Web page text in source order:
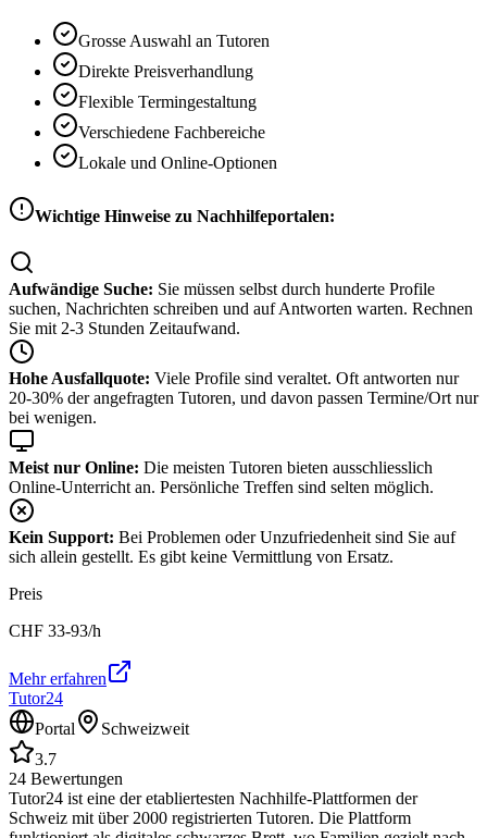
Grosse Auswahl an Tutoren
Direkte Preisverhandlung
Flexible Termingestaltung
Verschiedene Fachbereiche
Lokale und Online-Optionen
Wichtige Hinweise zu Nachhilfeportalen:
Aufwändige Suche: Sie müssen selbst durch hunderte Profile
suchen, Nachrichten schreiben und auf Antworten warten. Rechnen
Sie mit 2-3 Stunden Zeitaufwand.
Hohe Ausfallquote: Viele Profile sind veraltet. Oft antworten nur
20-30% der angefragten Tutoren, und davon passen Termine/Ort nur
bei wenigen.
Meist nur Online: Die meisten Tutoren bieten ausschliesslich
Online-Unterricht an. Persönliche Treffen sind selten möglich.
Kein Support: Bei Problemen oder Unzufriedenheit sind Sie auf
sich allein gestellt. Es gibt keine Vermittlung von Ersatz.
Preis
CHF 33-93/h
Mehr erfahren
Tutor24
Portal
Schweizweit
3.7
24 Bewertungen
Tutor24 ist eine der etabliertesten Nachhilfe-Plattformen der
Schweiz mit über 2000 registrierten Tutoren. Die Plattform